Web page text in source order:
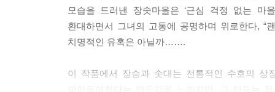
홍 씨가, 그자가 한 번 더 내 등을 쳤다. 내 입에서
있던 무언가가 툭 튀어나왔다. 이상하다. 내가, 내
을 넘었다. 안에서 밖으로 밀려 나온 그 덩어리는
---「2장 · 균열」중에서
모습을 드러낸 장솟마을은 ‘근심 걱정 없는 마
환대하면서 그녀의 고통에 공명하며 위로한다, “
치명적인 유혹은 아닐까…….
이 작품에서 장승과 솟대는 전통적인 수호의 상